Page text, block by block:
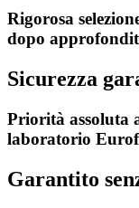
Rigorosa
dopo
Sicurezza
Priorità assoluta
laboratorio
Garantito